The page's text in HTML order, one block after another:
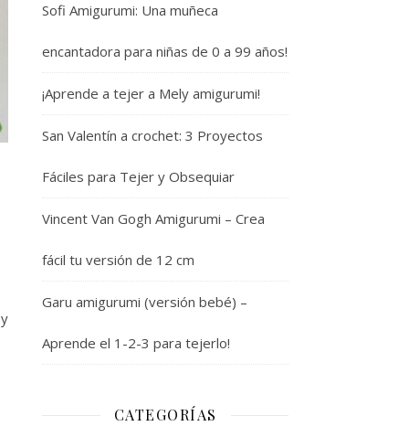
Sofi Amigurumi: Una muñeca
encantadora para niñas de 0 a 99 años!
¡Aprende a tejer a Mely amigurumi!
San Valentín a crochet: 3 Proyectos
Fáciles para Tejer y Obsequiar
Vincent Van Gogh Amigurumi – Crea
fácil tu versión de 12 cm
Garu amigurumi (versión bebé) –
Aprende el 1-2-3 para tejerlo!
CATEGORÍAS